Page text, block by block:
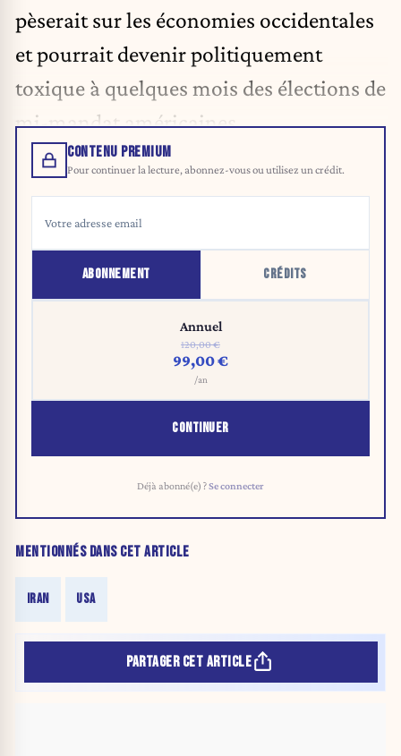
pèserait sur les économies occidentales
et pourrait devenir politiquement
toxique à quelques mois des élections de
mi-mandat américaines.
CONTENU PREMIUM
Pour continuer la lecture, abonnez-vous ou utilisez un crédit.
ABONNEMENT CRÉDITS
Annuel
120,00 €
99,00 €
/an
CONTINUER
Déjà abonné(e) ?Se connecter
MENTIONNÉS DANS CET ARTICLE
IRAN USA
PARTAGER CET ARTICLE